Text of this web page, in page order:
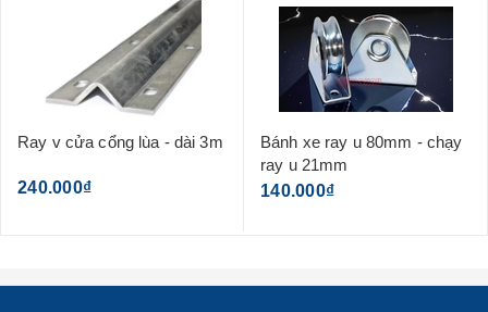
Ray v cửa cổng lùa - dài 3m
240.000₫
Bánh xe ray u 80mm - chạy
ray u 21mm
140.000₫